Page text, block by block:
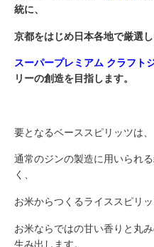
統に、
京都をはじめ日本各地で厳選
スーパープレミアム クラフト
リーの創造を目指します。
要となるベーススピリッツは、
通常のジンの製造に用いられ
く、
お米からつくるライススピリ
お米ならではの甘い香りと丸
生み出します。